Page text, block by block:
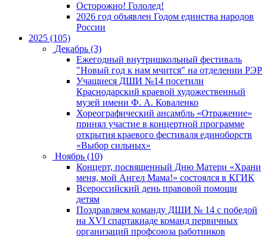
Осторожно! Гололед!
2026 год объявлен Годом единства народов
России
2025 (105)
Декабрь (3)
Ежегодный внутришкольный фестиваль
"Новый год к нам мчится" на отделении РЭР
Учащиеся ДШИ №14 посетили
Краснодарский краевой художественный
музей имени Ф. А. Коваленко
Хореографический ансамбль «Отражение»
принял участие в концертной программе
открытия краевого фестиваля единоборств
«Выбор сильных»
Ноябрь (10)
Концерт, посвященный Дню Матери «Храни
меня, мой Ангел Мама!» состоялся в КГИК
Всероссийский день правовой помощи
детям
Поздравляем команду ДШИ № 14 с победой
на XVI спартакиаде команд первичных
организаций профсоюза работников